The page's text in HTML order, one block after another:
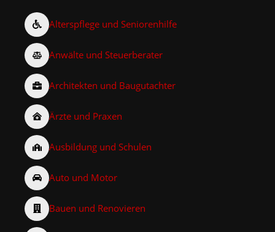
Alterspflege und Seniorenhilfe
Anwälte und Steuerberater
Architekten und Baugutachter
Ärzte und Praxen
Ausbildung und Schulen
Auto und Motor
Bauen und Renovieren